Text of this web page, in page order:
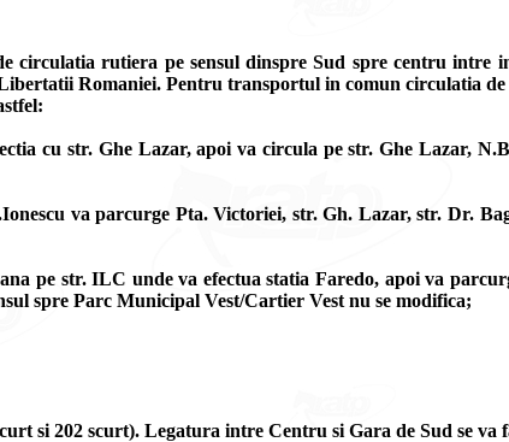
circulatia rutiera pe sensul dinspre Sud spre centru intre
Romaniei. Pentru transportul in comun circulatia de
cu str. Ghe Lazar, apoi va circula pe str. Ghe Lazar,
va parcurge Pta. Victoriei, str. Gh. Lazar, str. Dr.
pe str. ILC unde va efectua statia Faredo, apoi va
spre Parc Municipal Vest/Cartier Vest nu se modifica;
si 202 scurt). Legatura intre Centru si Gara de Sud se va